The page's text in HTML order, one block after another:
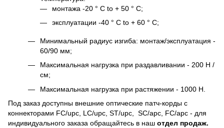
монтажа -20 ° C to + 50 ° C;
эксплуатации -40 ° C to + 60 ° C;
Минимальный радиус изгиба: монтаж/эксплуатация -
60/90 мм;
Максимальная нагрузка при раздавливании - 200 Н /
см;
Максимальная нагрузка при растяжении - 1000 H.
Под заказ доступны внешние оптические патч-корды с
коннекторами FC/upc, LC/upc, ST/upc, SC/apc, FC/apc - для
индивидуального заказа обращайтесь в наш отдел продаж.